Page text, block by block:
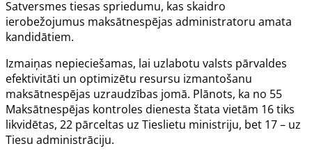
Satversmes tiesas spriedumu, kas skaidro
ierobežojumus maksātnespējas administratoru amata
kandidātiem.
Izmaiņas nepieciešamas, lai uzlabotu valsts pārvaldes
efektivitāti un optimizētu resursu izmantošanu
maksātnespējas uzraudzības jomā. Plānots, ka no 55
Maksātnespējas kontroles dienesta štata vietām 16 tiks
likvidētas, 22 pārceltas uz Tieslietu ministriju, bet 17 – uz
Tiesu administrāciju.